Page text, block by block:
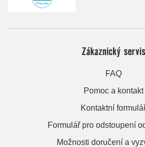
Zákaznický servis
FAQ
Pomoc a kontakt
Kontaktní
Formulář pro odstoupení
Možnosti doručení a